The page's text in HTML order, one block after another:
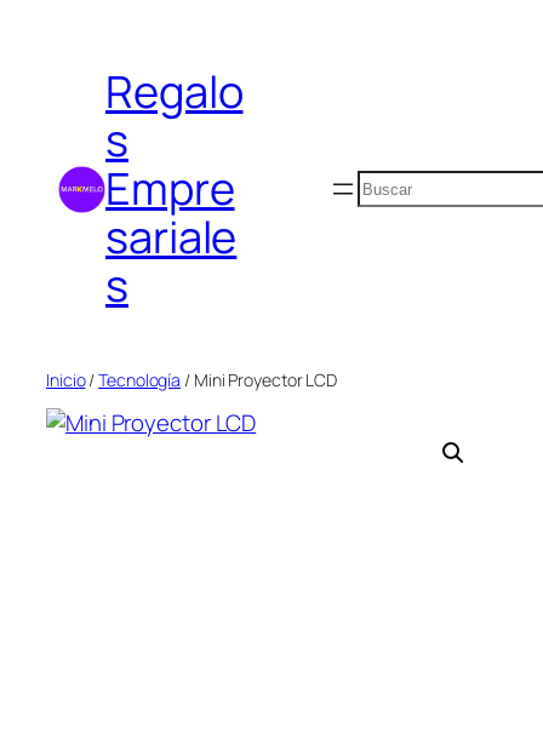
contenidoRegalo
s
Empre
sariale
s
Buscar
Inicio/Tecnología / Mini Proyector LCD